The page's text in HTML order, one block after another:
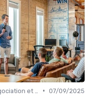
• 07/09/2025